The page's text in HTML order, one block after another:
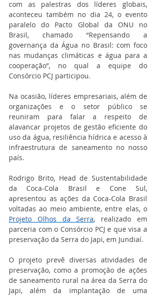
com as palestras dos líderes globais,
aconteceu também no dia 24, o evento
paralelo do Pacto Global da ONU no
Brasil, chamado “Repensando a
governança da Água no Brasil: com foco
nas mudanças climáticas e água para a
cooperação”, no qual a equipe do
Consórcio PCJ participou.
Na ocasião, líderes empresariais, além de
organizações e o setor público se
reuniram para falar a respeito de
alavancar projetos de gestão eficiente do
uso da água, resiliência hídrica e acesso à
infraestrutura de saneamento no nosso
país.
Rodrigo Brito, Head de Sustentabilidade
da Coca-Cola Brasil e Cone Sul,
apresentou as ações da Coca-Cola Brasil
Projeto Olhos da Serra, realizado em
parceria com o Consórcio PCJ e que visa a
preservação da Serra do Japi, em Jundiaí.
O projeto prevê diversas atividades de
preservação, como a promoção de ações
de saneamento rural na área da Serra do
Japi, além da implantação de uma